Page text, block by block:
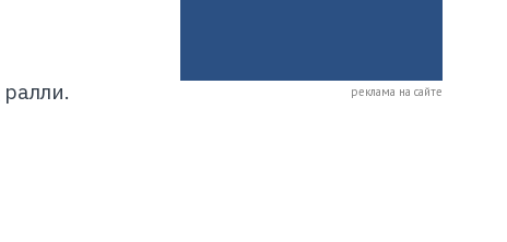
ралли. реклама на сайте